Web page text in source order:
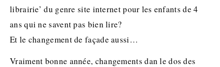
librairie’ du genre site internet pour les enfants de 4
ans qui ne savent pas bien lire?
Et le changement de façade aussi…
Vraiment bonne année, changements dan le dos des